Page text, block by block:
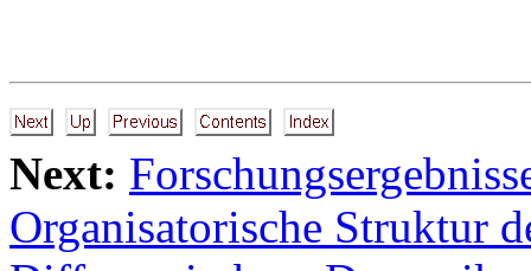
Next:
Organisatorische Struktur